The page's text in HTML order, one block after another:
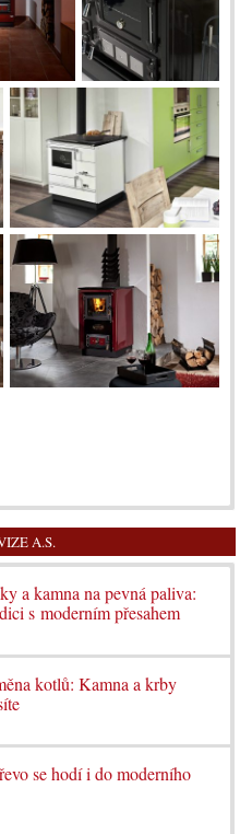
A.S.
a kamna na pevná paliva:
s moderním přesahem
kotlů: Kamna a krby
se hodí i do moderního